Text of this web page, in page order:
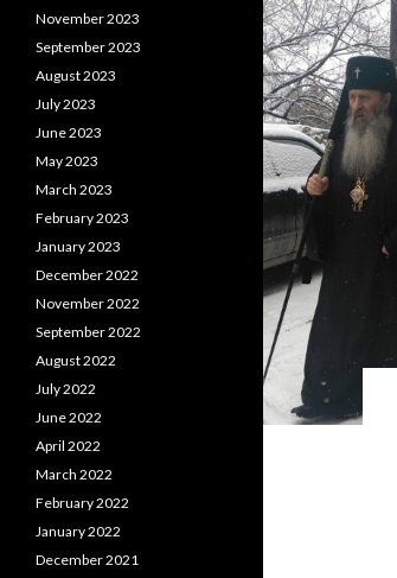
November 2023
September 2023
August 2023
July 2023
June 2023
May 2023
March 2023
February 2023
January 2023
December 2022
November 2022
September 2022
August 2022
July 2022
June 2022
April 2022
March 2022
February 2022
January 2022
December 2021